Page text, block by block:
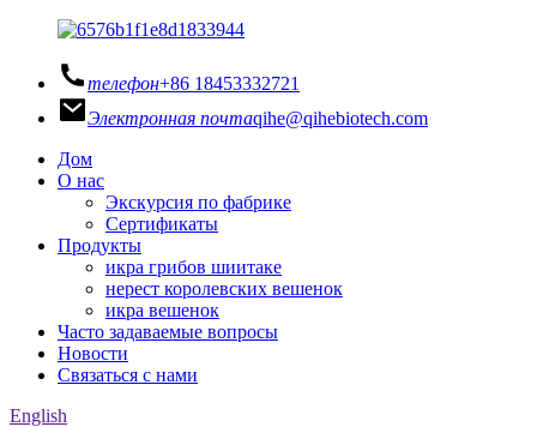
телефон+86 18453332721
Электронная почтаqihe@qihebiotech.com
Дом
О нас
Экскурсия по фабрике
Сертификаты
Продукты
икра грибов шиитаке
нерест королевских вешенок
икра вешенок
Часто задаваемые вопросы
Новости
Связаться с нами
English